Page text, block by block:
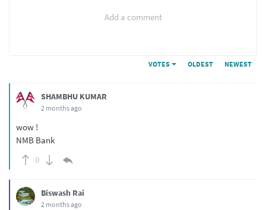
Add a comment
VOTES OLDEST NEWEST
SHAMBHU KUMAR
2 months ago
wow !
NMB Bank
0
Biswash Rai
2 months ago